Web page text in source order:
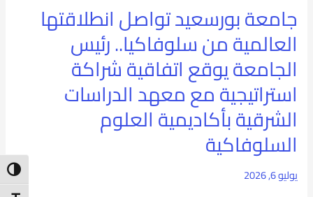
جامعة بورسعيد تواصل انطلاقتها
العالمية من سلوفاكيا.. رئيس
الجامعة يوقع اتفاقية شراكة
استراتيجية مع معهد الدراسات
الشرقية بأكاديمية العلوم
السلوفاكية
يوليو 6, 2026
يوقع
اتفاقية
شراكة
استراتيجية
مع
معهد
الدراسات